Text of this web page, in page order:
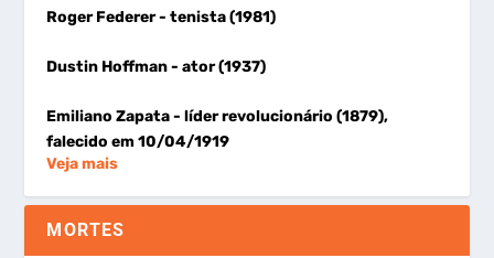
Roger Federer- tenista (1981)
Dustin Hoffman- ator (1937)
Emiliano Zapata- líder revolucionário (1879),
falecido em 10/04/1919
Veja mais
MORTES